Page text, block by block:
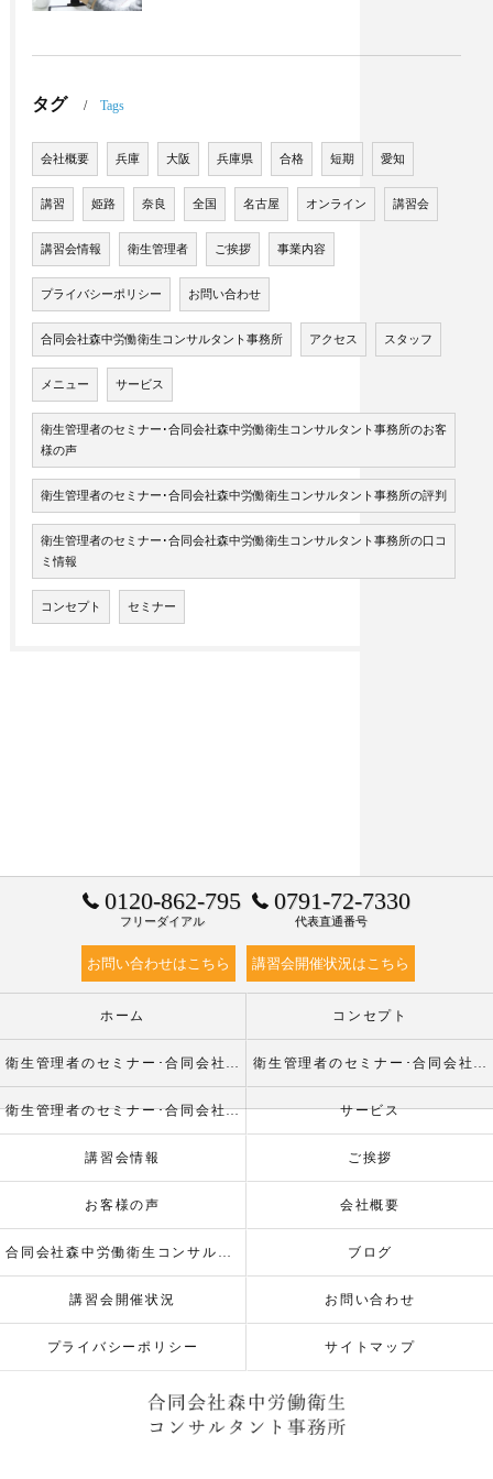
タグ Tags
会社概要 兵庫 大阪 兵庫県 合格 短期 愛知
講習 姫路 奈良 全国 名古屋 オンライン 講習会
講習会情報 衛生管理者 ご挨拶 事業内容
プライバシーポリシー お問い合わせ
合同会社森中労働衛生コンサルタント事務所 アクセス スタッフ
メニュー サービス
衛生管理者のセミナー･合同会社森中労働衛生コンサルタント事務所のお客
様の声
衛生管理者のセミナー･合同会社森中労働衛生コンサルタント事務所の評判
衛生管理者のセミナー･合同会社森中労働衛生コンサルタント事務所の口コ
ミ情報
コンセプト セミナー
0120-862-795
フリーダイアル
0791-72-7330
代表直通番号
お問い合わせはこちら 講習会開催状況はこちら
ホーム コンセプト
衛生管理者のセミナー･合同会社森中労働衛生コンサルタント事務所の口コミ情報 衛生管理者のセミナー･合同会社森中労働衛生コンサルタント事務所の評判
衛生管理者のセミナー･合同会社森中労働衛生コンサルタント事務所のお客様の声 サービス
講習会情報 ご挨拶
お客様の声 会社概要
合同会社森中労働衛生コンサルタント事務所 ブログ
講習会開催状況 お問い合わせ
プライバシーポリシー サイトマップ